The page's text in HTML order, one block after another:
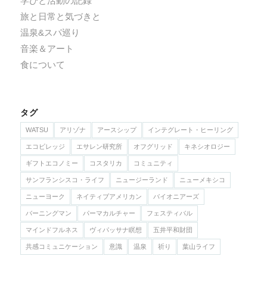
旅と日常と気づきと
温泉&スパ巡り
音楽＆アート
食について
タグ
WATSU アリゾナ アースシップ インテグレート・ヒーリング
エコビレッジ エサレン研究所 オフグリッド キネシオロジー
ギフトエコノミー コスタリカ コミュニティ
サンフランシスコ・ライフ ニュージーランド ニューメキシコ
ニューヨーク ネイティブアメリカン バイオニアーズ
バーニングマン パーマカルチャー フェスティバル
マインドフルネス ヴィパッサナ瞑想 五井平和財団
共感コミュニケーション 意識 温泉 祈り 葉山ライフ